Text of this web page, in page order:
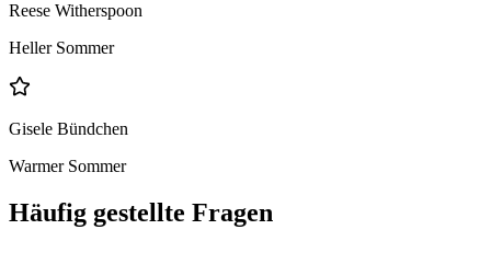
Reese Witherspoon
Heller Sommer
Gisele Bündchen
Warmer Sommer
Häufig gestellte Fragen